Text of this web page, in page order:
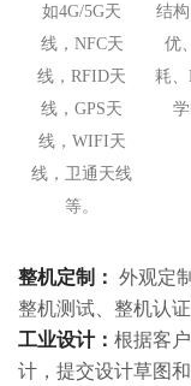
如4G/5G天
线，NFC天
线，RFID天
线，GPS天
线，WIFI天
线，卫通天线
等。
结
优
耗
学
整机定制： 外观定
整机测试、整机认
工业设计： 根据客
计，提交设计草图